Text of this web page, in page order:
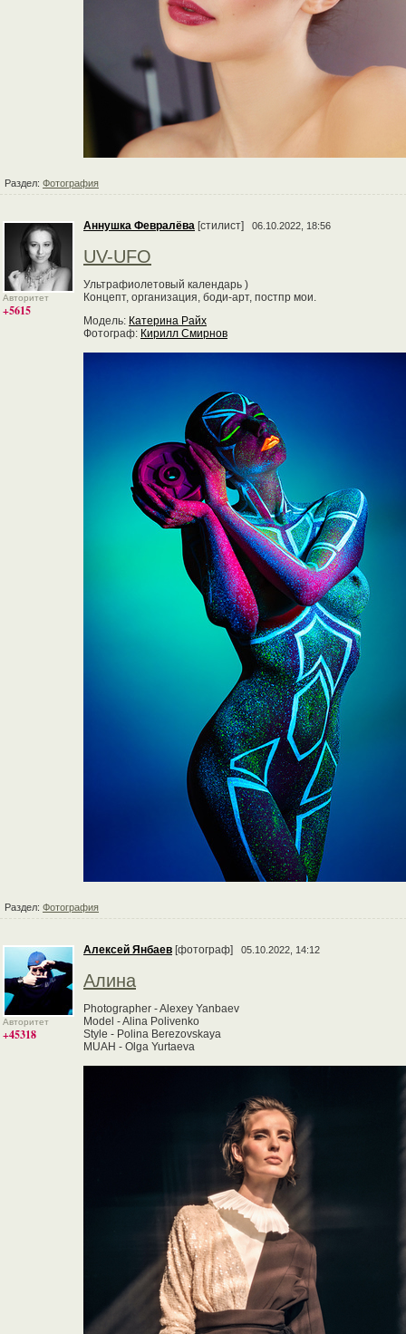
Раздел: Фотография
Авторитет
+5615
Аннушка Февралёва [стилист] 06.10.2022, 18:56
UV-UFO
Ультрафиолетовый календарь )
Концепт, организация, боди-арт, постпр мои.
Модель: Катерина Райх
Фотограф: Кирилл Смирнов
Раздел: Фотография
Авторитет
+45318
Алексей Янбаев [фотограф] 05.10.2022, 14:12
Алина
Photographer - Alexey Yanbaev
Model - Alina Polivenko
Style - Polina Berezovskaya
MUAH - Olga Yurtaeva